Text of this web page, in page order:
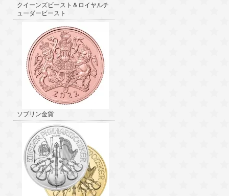
クイーンズビースト＆ロイヤルチ
ューダービースト
ソブリン金貨